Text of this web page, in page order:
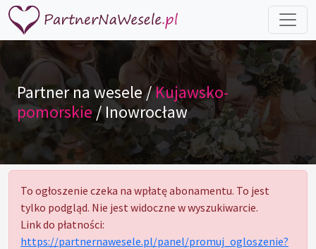
Partner na wesele /Kujawsko-
pomorskie/ Inowrocław
To ogłoszenie czeka na wpłatę abonamentu. To jest
tylko podgląd. Nie jest widoczne w wyszukiwarcie.
Link do płatności:
https://partnernawesele.pl/panel/promuj_ogloszenie?